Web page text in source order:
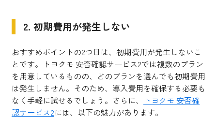
2. 初期費用が発生しない
おすすめポイントの2つ目は、初期費用が発生しないこ
とです。トヨクモ 安否確認サービス2では複数のプラン
を用意しているものの、どのプランを選んでも初期費用
は発生しません。そのため、導入費用を確保する必要も
なく手軽に試せるでしょう。さらに、
トヨクモ 安否確
認サービス2には、以下の魅力があります。